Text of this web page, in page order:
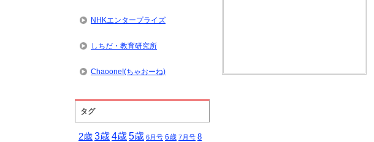
NHKエンタープライズ
しちだ・教育研究所
Chaoone!(ちゃおーね)
タグ
2歳3歳4歳5歳 6月号 6歳 7月号 8